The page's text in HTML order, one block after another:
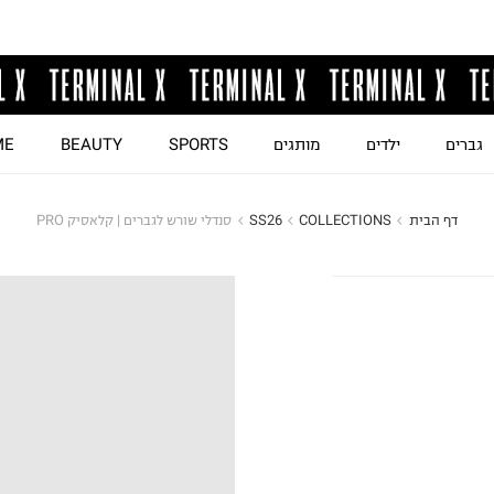
גברים ילדים מותגים SPORTS
BEAUTY
דף הבית COLLECTIONS
SS26 סנדלי שורש לגברים | קלאסיק PRO